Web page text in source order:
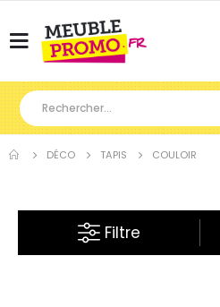
Basculer
DÉCO TAPIS COULOIR
Filtre